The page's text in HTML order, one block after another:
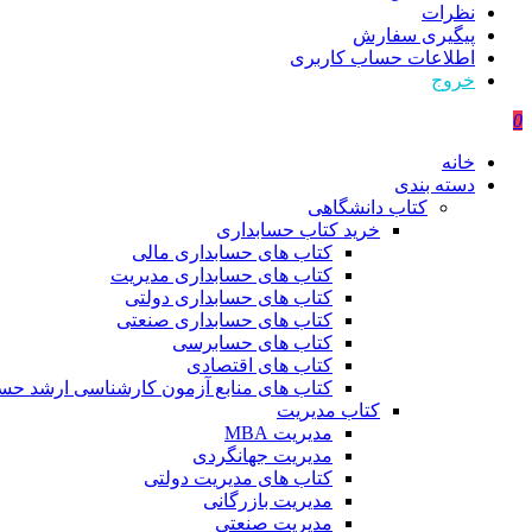
نظرات
پیگیری سفارش
اطلاعات حساب كاربری
خروج
0
خانه
دسته بندی
کتاب دانشگاهی
خرید کتاب حسابداری
کتاب های حسابداری مالی
کتاب های حسابداری مدیریت
کتاب های حسابداری دولتی
کتاب های حسابداری صنعتی
کتاب های حسابرسی
کتاب های اقتصادی
کتاب های منابع آزمون کارشناسی ارشد
کتاب مدیریت
مدیریت MBA
مدیریت جهانگردی
کتاب های مدیریت دولتی
مدیریت بازرگانی
مدیریت صنعتی